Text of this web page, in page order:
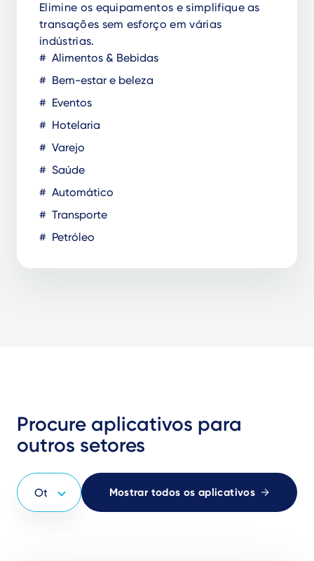
Elimine os equipamentos e simplifique as
transações sem esforço em várias
indústrias.
Alimentos & Bebidas
Bem-estar e beleza
Eventos
Hotelaria
Varejo
Saúde
Automático
Transporte
Petróleo
Procure aplicativos para
outros setores
Mostrar todos os aplicativos